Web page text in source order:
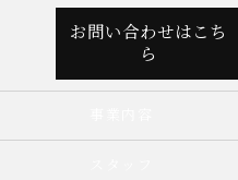
お問い合わせはこち
ら